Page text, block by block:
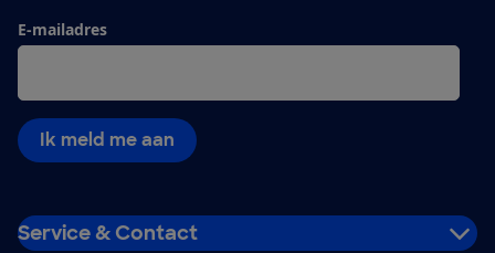
E-mailadres
Ik meld me aan
Service & Contact